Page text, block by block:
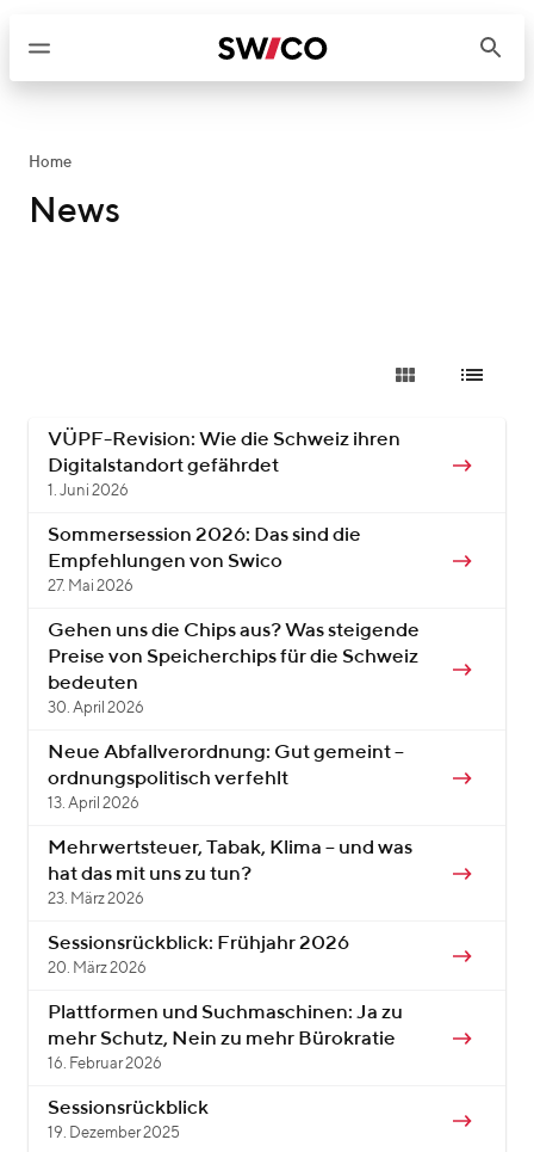
Home
News
1. Juni 2026
VÜPF-Revision: Wie die Schweiz ihren
Digitalstandort gefährdet
27. Mai 2026
Sommersession 2026: Das sind die
Empfehlungen von Swico
30. April 2026
Gehen uns die Chips aus? Was steigende
Preise von Speicherchips für die Schweiz
bedeuten
13. April 2026
Neue Abfallverordnung: Gut gemeint –
ordnungspolitisch verfehlt
23. März 2026
Mehrwertsteuer, Tabak, Klima – und was
hat das mit uns zu tun?
20. März 2026
Sessionsrückblick: Frühjahr 2026
16. Februar 2026
Plattformen und Suchmaschinen: Ja zu
mehr Schutz, Nein zu mehr Bürokratie
19. Dezember 2025
Sessionsrückblick